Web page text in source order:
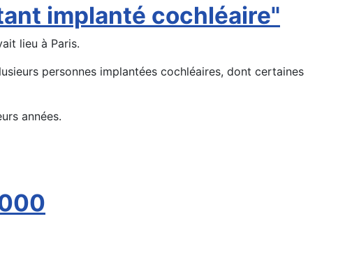
implanté cochléaire"
lieu à Paris.
personnes implantées cochléaires, dont certaines
années.